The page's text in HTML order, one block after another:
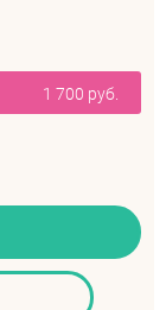
1 700 руб.